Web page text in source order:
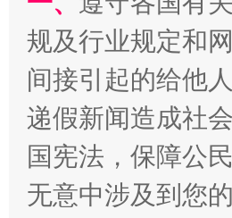
揭开“小金库”的免责幌子
规及行业规定和
间接引起的给他
递假新闻造成社
国宪法，保障公
无意中涉及到您